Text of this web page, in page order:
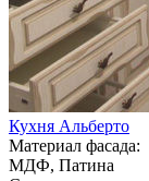
Кухня Альберто
Материал фасада:
МДФ, Патина